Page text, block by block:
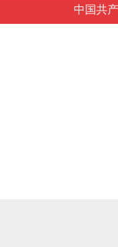
中国共